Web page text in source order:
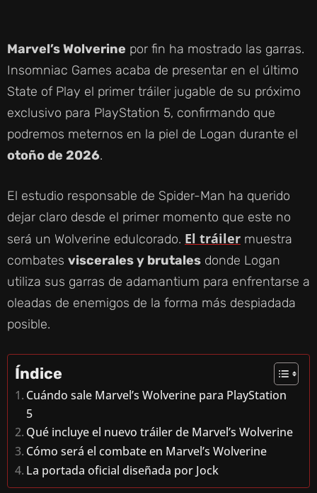
Marvel’s Wolverine por fin ha mostrado las garras.
Insomniac Games acaba de presentar en el último
State of Play el primer tráiler jugable de su próximo
exclusivo para PlayStation 5, confirmando que
podremos meternos en la piel de Logan durante el
otoño de 2026.
El estudio responsable de Spider-Man ha querido
dejar claro desde el primer momento que este no
será un Wolverine edulcorado. El tráiler muestra
combates viscerales y brutales donde Logan
utiliza sus garras de adamantium para enfrentarse a
oleadas de enemigos de la forma más despiadada
posible.
Índice
Cuándo sale Marvel’s Wolverine para PlayStation
5
Qué incluye el nuevo tráiler de Marvel’s Wolverine
Cómo será el combate en Marvel’s Wolverine
La portada oficial diseñada por Jock